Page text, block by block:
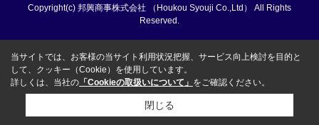
Copyright(c) 邦興商事株式会社 （Houkou Syouji Co.,Ltd） All Rights
Reserved.
当サイトでは、お客様の当サイト利用状況把握、サービス向上検討を目的と
して、クッキー（Cookie）を使用しています。
詳しくは、当社の 「Cookieの取扱いについて」 をご確認ください。
閉じる